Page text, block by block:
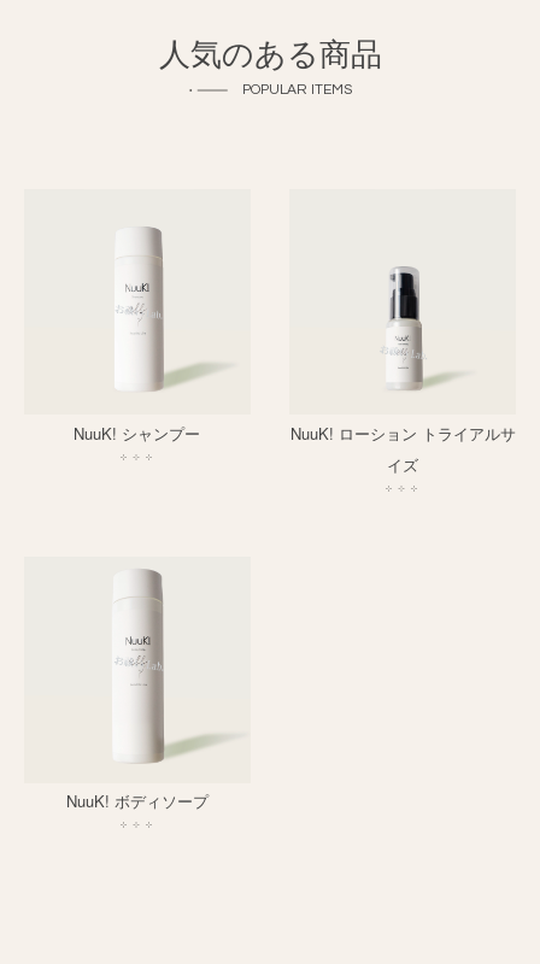
人気のある商品
POPULAR ITEMS
NuuK! シャンプー
NuuK! ローション トライアルサ
イズ
NuuK! ボディソープ